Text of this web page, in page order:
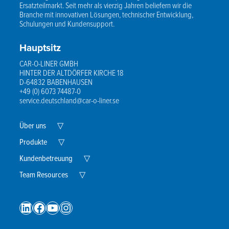
Ersatzteilmarkt. Seit mehr als vierzig Jahren beliefern wir die
Branche mit innovativen Lösungen, technischer Entwicklung,
Schulungen und Kundensupport.
Hauptsitz
CAR-O-LINER GMBH
HINTER DER ALTDÖRFER KIRCHE 18
D-64832 BABENHAUSEN
+49 (0) 6073 74487-0
service.deutschland@car-o-liner.se
Über uns ▽Expand
Menu
Produkte ▽Expand
Menu
Kundenbetreuung ▽Expand
Team Resources ▽Expand
LinkedIn
Facebook
YouTube
Instagram